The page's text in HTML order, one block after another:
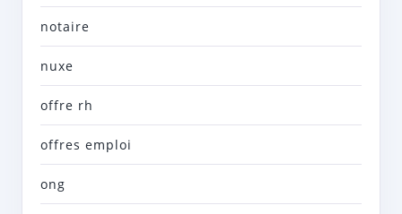
notaire
nuxe
offre rh
offres emploi
ong